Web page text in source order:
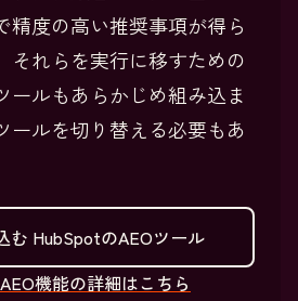
精度の高い推奨事項が得ら
それらを実行に移すための
ールもあらかじめ組み込ま
ールを切り替える必要もあ
む HubSpotのAEOツール
機能の詳細はこちら